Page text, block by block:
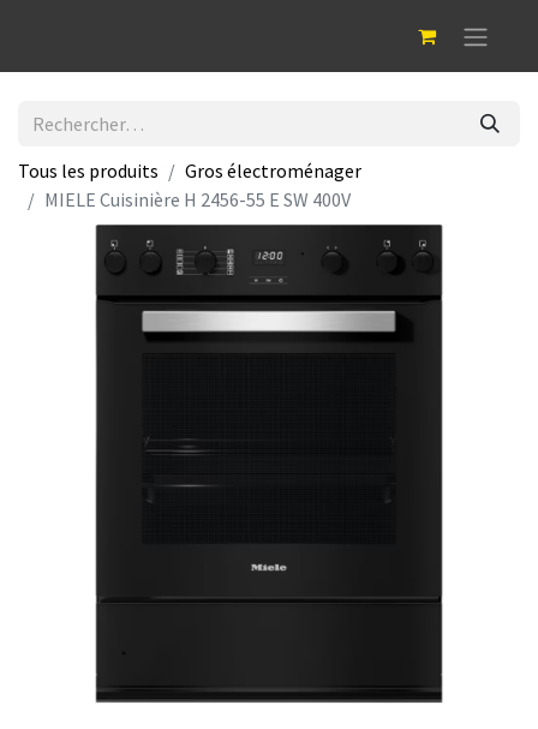
Tous les produits
Gros électroménager
MIELE Cuisinière H 2456-55 E SW 400V